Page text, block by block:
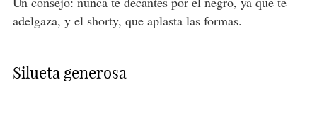
adelgaza, y el shorty, que aplasta las formas.
Silueta generosa